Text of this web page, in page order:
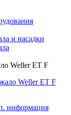
и насадки
Weller ET F
информация